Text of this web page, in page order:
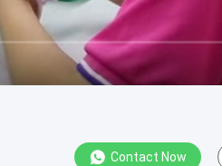
Contact Now